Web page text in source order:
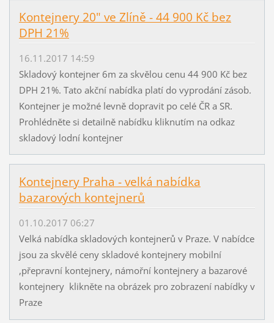
Kontejnery 20" ve Zlíně - 44 900 Kč bez
DPH 21%
16.11.2017 14:59
Skladový kontejner 6m za skvělou cenu 44 900 Kč bez
DPH 21%. Tato akční nabídka platí do vyprodání zásob.
Kontejner je možné levně dopravit po celé ČR a SR.
Prohlédněte si detailně nabídku kliknutím na odkaz
skladový lodní kontejner
Kontejnery Praha - velká nabídka
bazarových kontejnerů
01.10.2017 06:27
Velká nabídka skladových kontejnerů v Praze. V nabídce
jsou za skvělé ceny skladové kontejnery mobilní
,přepravní kontejnery, námořní kontejnery a bazarové
kontejnery klikněte na obrázek pro zobrazení nabídky v
Praze